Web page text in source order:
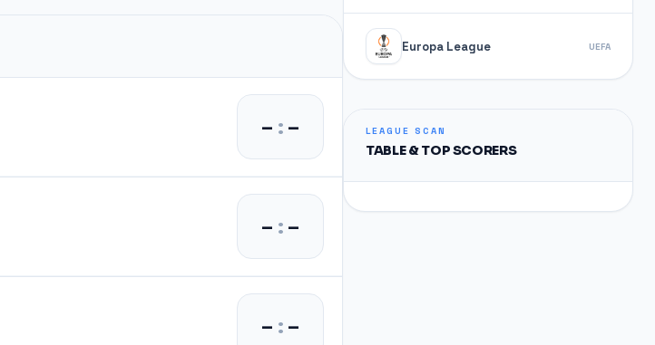
– :–
– :–
– :–
Europa League UEFA
LEAGUE SCAN
TABLE & TOP SCORERS